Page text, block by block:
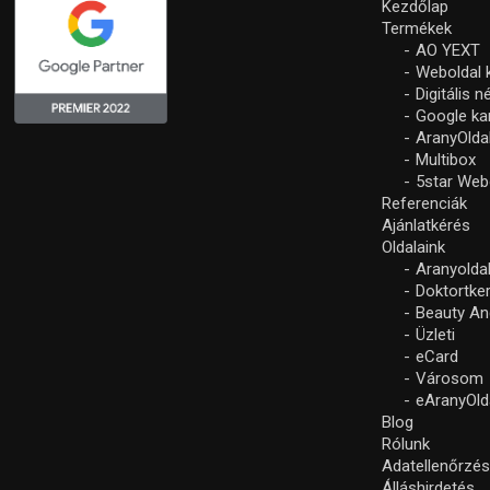
Kezdőlap
Termékek
AO YEXT
Weboldal
Digitális
Google
Multibox
5star
Referenciák
Ajánlatkérés
Oldalaink
Beauty
Üzleti
eCard
Városom
Blog
Rólunk
Adatellenőrzés